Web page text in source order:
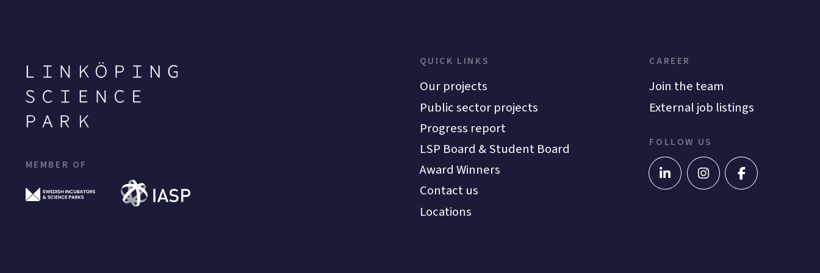
MEMBER OF
QUICK LINKS
Our projects
Public sector projects
Progress report
LSP Board & Student Board
Award Winners
Contact us
Locations
CAREER
Join the team
External job listings
FOLLOW US